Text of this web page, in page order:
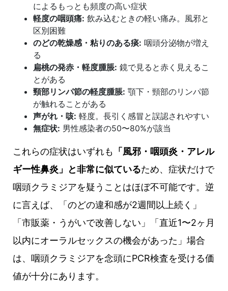
によるもっとも頻度の高い症状
軽度の咽頭痛: 飲み込むときの軽い痛み。風邪と
区別困難
のどの乾燥感・粘りのある痰: 咽頭分泌物が増え
る
扁桃の発赤・軽度腫脹: 鏡で見ると赤く見えるこ
とがある
頸部リンパ節の軽度腫脹: 顎下・頸部のリンパ節
が触れることがある
声がれ・咳: 軽度。長引く感冒と誤認されやすい
無症状: 男性感染者の50〜80%が該当
これらの症状はいずれも 「風邪・咽頭炎・アレル
ギー性鼻炎」と非常に似ているため、症状だけで
咽頭クラミジアを疑うことはほぼ不可能です。逆
に言えば、「のどの違和感が2週間以上続く」
「市販薬・うがいで改善しない」「直近1〜2ヶ月
以内にオーラルセックスの機会があった」場合
は、咽頭クラミジアを念頭にPCR検査を受ける価
値が十分にあります。